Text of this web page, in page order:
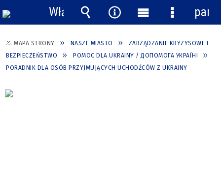
MAPA STRONY NASZE MIASTO
ZARZĄDZANIE KRYZYSOWE I
BEZPIECZEŃSTWO
POMOC DLA UKRAINY / ДОПОМОГА УКРАЇНІ
PORADNIK DLA OSÓB PRZYJMUJĄCYCH UCHODŹCÓW Z UKRAINY
Włącz
powiadomienia
Wyszukiwarka
Narzędzia
Menu
główne
Menu
panel